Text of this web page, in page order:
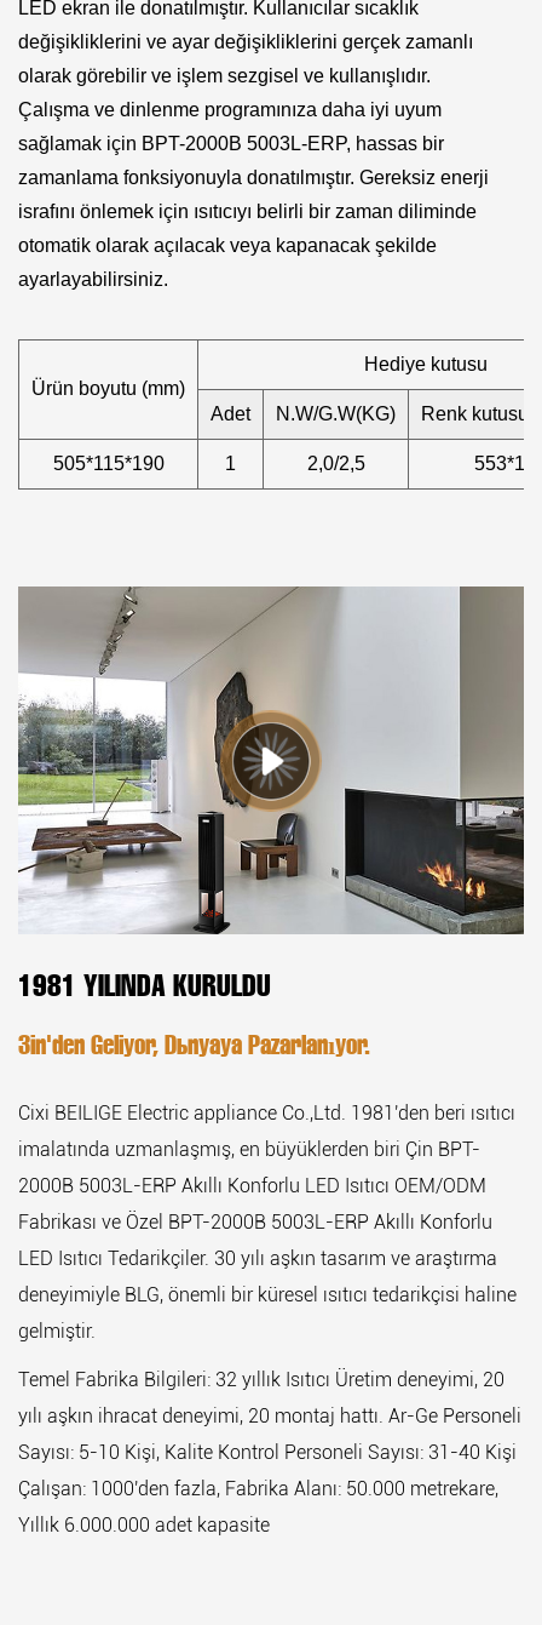
LED ekran ile donatılmıştır. Kullanıcılar sıcaklık
değişikliklerini ve ayar değişikliklerini gerçek zamanlı
olarak görebilir ve işlem sezgisel ve kullanışlıdır.
Çalışma ve dinlenme programınıza daha iyi uyum
sağlamak için BPT-2000B 5003L-ERP, hassas bir
zamanlama fonksiyonuyla donatılmıştır. Gereksiz enerji
israfını önlemek için ısıtıcıyı belirli bir zaman diliminde
otomatik olarak açılacak veya kapanacak şekilde
ayarlayabilirsiniz.
Ürün boyutu (mm)
Hediye kutusu
Adet N.W/G.W(KG) Renk kutusu
505*115*190 1 2,0/2,5
1981 YILINDA KURULDU
Çin'den Geliyor, Dünyaya Pazarlanıyor.
Cixi BEILIGE Electric appliance Co.,Ltd. 1981'den beri ısıtıcı
imalatında uzmanlaşmış, en büyüklerden biri Çin BPT-
2000B 5003L-ERP Akıllı Konforlu LED Isıtıcı OEM/ODM
Fabrikası ve Özel BPT-2000B 5003L-ERP Akıllı Konforlu
LED Isıtıcı Tedarikçiler. 30 yılı aşkın tasarım ve araştırma
deneyimiyle BLG, önemli bir küresel ısıtıcı tedarikçisi haline
gelmiştir.
Temel Fabrika Bilgileri: 32 yıllık Isıtıcı Üretim deneyimi, 20
yılı aşkın ihracat deneyimi, 20 montaj hattı. Ar-Ge Personeli
Sayısı: 5-10 Kişi, Kalite Kontrol Personeli Sayısı: 31-40 Kişi
Çalışan: 1000'den fazla, Fabrika Alanı: 50.000 metrekare,
Yıllık 6.000.000 adet kapasite